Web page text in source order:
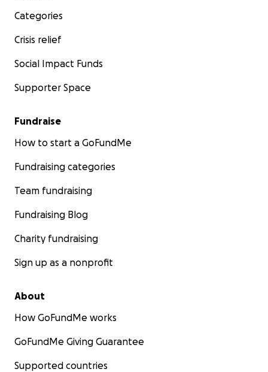
Categories
Crisis relief
Social Impact Funds
Supporter Space
Fundraise
How to start a GoFundMe
Fundraising categories
Team fundraising
Fundraising Blog
Charity fundraising
Sign up as a nonprofit
About
How GoFundMe works
GoFundMe Giving Guarantee
Supported countries